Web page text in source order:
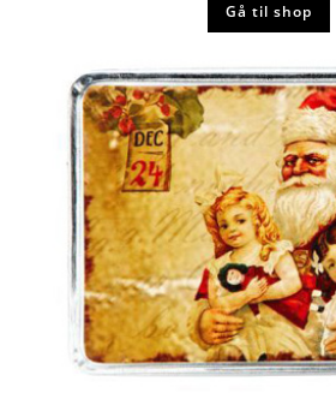
Gå til shop